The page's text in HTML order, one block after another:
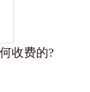
收费的?